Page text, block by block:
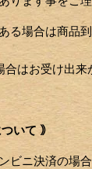
る場合は商品
合はお受け出来
いて ｠
ビニ決済の場